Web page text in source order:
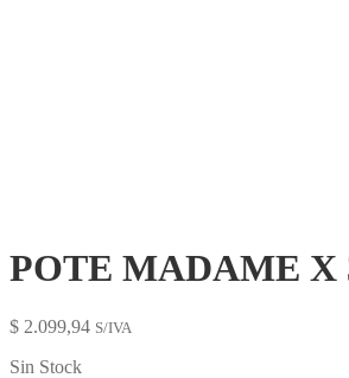
POTE MADAME X
$ 2.099,94 S/IVA
Sin Stock